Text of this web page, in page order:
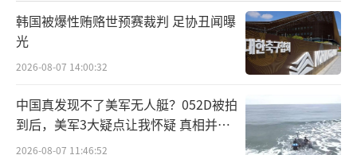
韩国被爆性贿赂世预赛裁判 足协丑闻曝
光
2026-08-07 14:00:32
中国真发现不了美军无人艇？052D被拍
到后，美军3大疑点让我怀疑 真相并非
如此
2026-08-07 11:46:52